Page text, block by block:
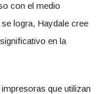
con el medio
logra, Haydale cree
en la
que utilizan